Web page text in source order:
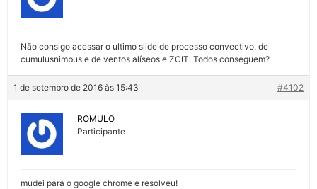
Não consigo acessar o ultimo slide de processo convectivo, de
cumulusnimbus e de ventos alíseos e ZCIT. Todos conseguem?
1 de setembro de 2016 às 15:43 #4102
ROMULO
Participante
mudei para o google chrome e resolveu!